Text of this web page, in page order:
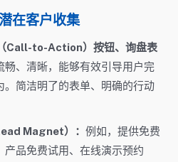
在客户收集
Call-to-Action）按钮、询盘表
畅、清晰，能够有效引导用户完
。简洁明了的表单、明确的行动
Magnet）： 例如，提供免费
产品免费试用、在线演示预约